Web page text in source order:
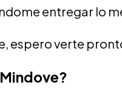
entregar lo
espero verte